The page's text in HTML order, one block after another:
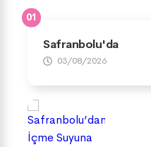
Safranbolu'da
03/08/2026